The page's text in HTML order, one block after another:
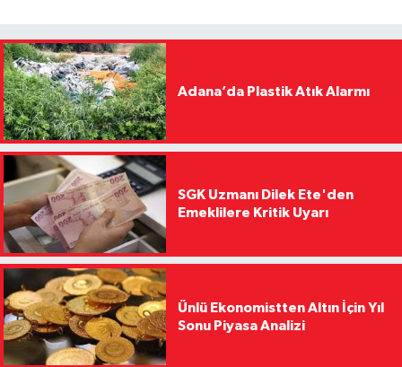
Adana’da Plastik Atık Alarmı
SGK Uzmanı Dilek Ete'den
Emeklilere Kritik Uyarı
Ünlü Ekonomistten Altın İçin Yıl
Sonu Piyasa Analizi